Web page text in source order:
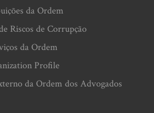
da Ordem
Riscos de Corrupção
da Ordem
Profile
da Ordem dos Advogados